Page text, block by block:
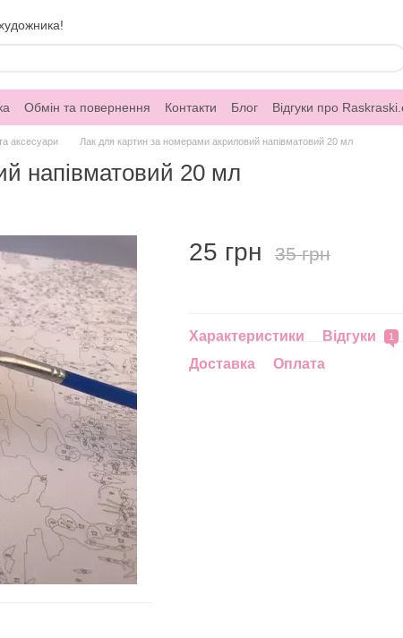
Обмін та повернення Контакти Блог Відгуки про
аксесуари Лак для картин за номерами акриловий напівматовий 20 мл
напівматовий 20 мл
25 грн 35 грн
Характеристики Відгуки 1
Доставка
Оплата